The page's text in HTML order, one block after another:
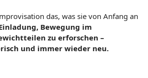
das, was sie von Anfang an
Bewegung im
zu erforschen –
und immer wieder neu.